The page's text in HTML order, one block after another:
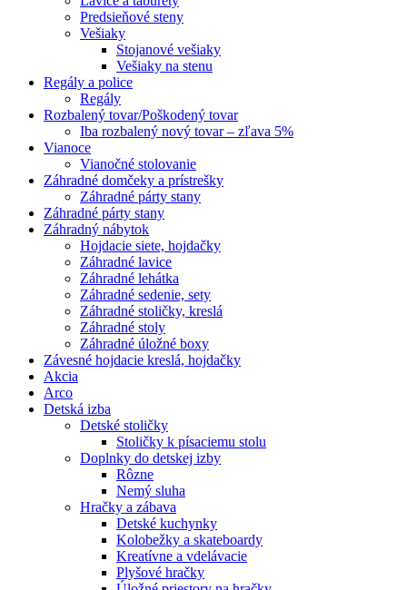
Predsieňové steny
Vešiaky
Stojanové vešiaky
Vešiaky na stenu
Regály a police
Regály
Rozbalený tovar/Poškodený tovar
Iba rozbalený nový tovar – zľava 5%
Vianoce
Vianočné stolovanie
Záhradné domčeky a prístrešky
Záhradné párty stany
Záhradné párty stany
Záhradný nábytok
Hojdacie siete, hojdačky
Záhradné lavice
Záhradné lehátka
Záhradné sedenie, sety
Záhradné stoličky, kreslá
Záhradné stoly
Záhradné úložné boxy
Závesné hojdacie kreslá, hojdačky
Akcia
Arco
Detská izba
Detské stoličky
Stoličky k písaciemu stolu
Doplnky do detskej izby
Rôzne
Nemý sluha
Hračky a zábava
Detské kuchynky
Kolobežky a skateboardy
Kreatívne a vdelávacie
Plyšové hračky